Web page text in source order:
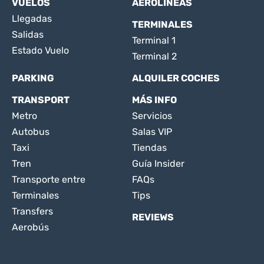
VUELOS
Llegadas
Salidas
Estado Vuelo
AEROLÍNEAS
TERMINALES
Terminal 1
Terminal 2
PARKING
ALQUILER COCHES
TRANSPORT
Metro
Autobus
Taxi
Tren
Transporte entre
Terminales
Transfers
Aerobús
MÁS INFO
Servicios
Salas VIP
Tiendas
Guía Insider
FAQs
Tips
REVIEWS